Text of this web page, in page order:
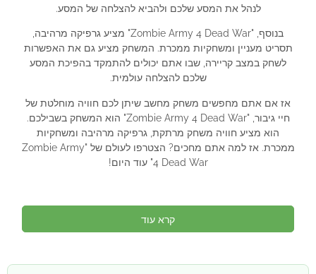
לנהל את המסע שלכם ולהביא להצלחה של המסע.
בנוסף, "Zombie Army 4 Dead War" מציע גרפיקה מרהיבה,
תסריט מעניין ומשחקיות ממכרת. המשחק מציע גם את האפשרות
לשחק במצב קריירה, שבו אתם יכולים להתמקד בהפיכת המסע
שלכם להצלחה עולמית.
אז אם אתם מחפשים משחק מחשב שיתן לכם חוויה מוחלטת של
חיי גיבור, "Zombie Army 4 Dead War" הוא המשחק בשבילכם.
הוא מציע חוויה משחק מרתקת, גרפיקה מרהיבה ומשחקיות
ממכרת. אז למה אתם מחכים? הצטרפו לעולם של "Zombie Army
4 Dead War" עוד היום!
קרא עוד